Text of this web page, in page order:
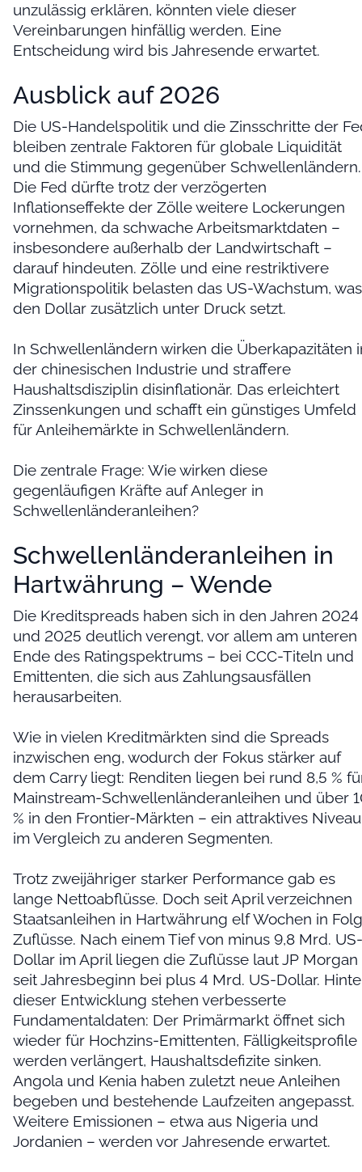
unzulässig erklären, könnten viele dieser
Vereinbarungen hinfällig werden. Eine
Entscheidung wird bis Jahresende erwartet.
Ausblick auf 2026
Die US-Handelspolitik und die Zinsschritte der
bleiben zentrale Faktoren für globale Liquidität
und die Stimmung gegenüber Schwellenländern.
Die Fed dürfte trotz der verzögerten
Inflationseffekte der Zölle weitere Lockerungen
vornehmen, da schwache Arbeitsmarktdaten –
insbesondere außerhalb der Landwirtschaft –
darauf hindeuten. Zölle und eine restriktivere
Migrationspolitik belasten das US-Wachstum, was
den Dollar zusätzlich unter Druck setzt.
In Schwellenländern wirken die Überkapazitäten
der chinesischen Industrie und straffere
Haushaltsdisziplin disinflationär. Das erleichtert
Zinssenkungen und schafft ein günstiges Umfeld
für Anleihemärkte in Schwellenländern.
Die zentrale Frage: Wie wirken diese
gegenläufigen Kräfte auf Anleger in
Schwellenländeranleihen?
Schwellenländeranleihen in
Hartwährung – Wende
Die Kreditspreads haben sich in den Jahren 2024
und 2025 deutlich verengt, vor allem am unteren
Ende des Ratingspektrums – bei CCC-Titeln und
Emittenten, die sich aus Zahlungsausfällen
herausarbeiten.
Wie in vielen Kreditmärkten sind die Spreads
inzwischen eng, wodurch der Fokus stärker auf
dem Carry liegt: Renditen liegen bei rund 8,5 %
Mainstream-Schwellenländeranleihen und über
% in den Frontier-Märkten – ein attraktives Niveau
im Vergleich zu anderen Segmenten.
Trotz zweijähriger starker Performance gab es
lange Nettoabflüsse. Doch seit April verzeichnen
Staatsanleihen in Hartwährung elf Wochen in
Zuflüsse. Nach einem Tief von minus 9,8 Mrd. US-
Dollar im April liegen die Zuflüsse laut JP Morgan
seit Jahresbeginn bei plus 4 Mrd. US-Dollar.
dieser Entwicklung stehen verbesserte
Fundamentaldaten: Der Primärmarkt öffnet sich
wieder für Hochzins-Emittenten, Fälligkeitsprofile
werden verlängert, Haushaltsdefizite sinken.
Angola und Kenia haben zuletzt neue Anleihen
begeben und bestehende Laufzeiten angepasst.
Weitere Emissionen – etwa aus Nigeria und
Jordanien – werden vor Jahresende erwartet.